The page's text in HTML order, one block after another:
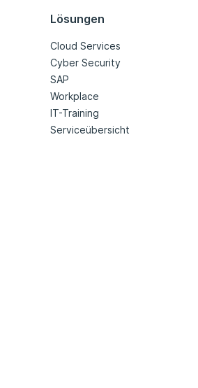
Lösungen
Cloud Services
Cyber Security
SAP
Workplace
IT-Training
Serviceübersicht